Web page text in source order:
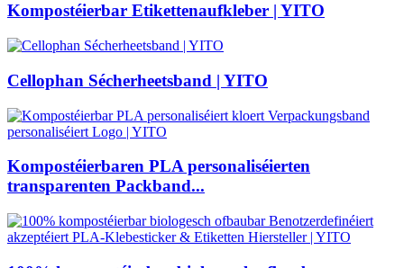
Kompostéierbar Etikettenaufkleber | YITO
Cellophan Sécherheetsband | YITO
Kompostéierbaren PLA personaliséierten
transparenten Packband...